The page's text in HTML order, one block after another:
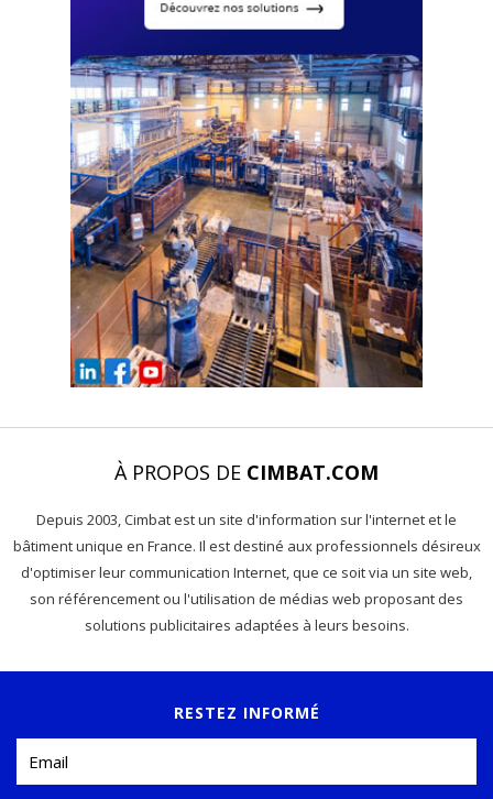
À PROPOS DE CIMBAT.COM
Depuis 2003, Cimbat est un site d'information sur l'internet et le
bâtiment unique en France. Il est destiné aux professionnels désireux
d'optimiser leur communication Internet, que ce soit via un site web,
son référencement ou l'utilisation de médias web proposant des
solutions publicitaires adaptées à leurs besoins.
RESTEZ INFORMÉ